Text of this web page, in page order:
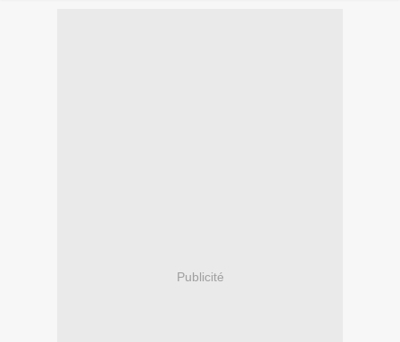
Publicité